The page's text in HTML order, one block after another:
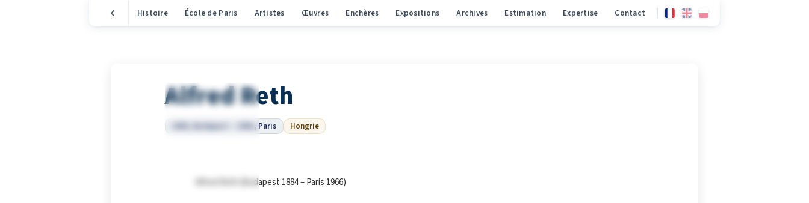
Histoire École de Paris Artistes Œuvres Enchères Expositions Archives Estimation Expertise Contact
Alfred Reth
1884, Budapest – 1966, Paris Hongrie
Alfred Reth (Budapest 1884 – Paris 1966)